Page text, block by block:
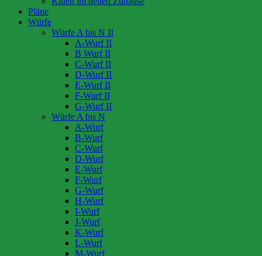
Pläne
Würfe
Würfe A bis N II
A-Wurf II
B Wurf II
C-Wurf II
D-Wurf II
E-Wurf II
F-Wurf II
G-Wurf II
Würfe A bis N
A-Wurf
B-Wurf
C-Wurf
D-Wurf
E-Wurf
F-Wurf
G-Wurf
H-Wurf
I-Wurf
J-Wurf
K-Wurf
L-Wurf
M-Wurf